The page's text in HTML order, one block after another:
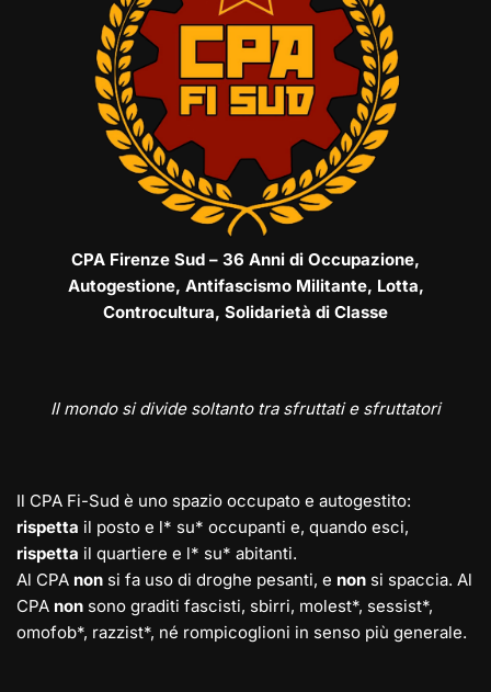
CPA Firenze Sud – 36 Anni di Occupazione,
Autogestione, Antifascismo Militante, Lotta,
Controcultura, Solidarietà di Classe
Il mondo si divide soltanto tra sfruttati e sfruttatori
Il CPA Fi-Sud è uno spazio occupato e autogestito:
rispetta il posto e l* su* occupanti e, quando esci,
rispetta il quartiere e l* su* abitanti.
Al CPA non si fa uso di droghe pesanti, e non si spaccia. Al
CPA non sono graditi fascisti, sbirri, molest*, sessist*,
omofob*, razzist*, né rompicoglioni in senso più generale.